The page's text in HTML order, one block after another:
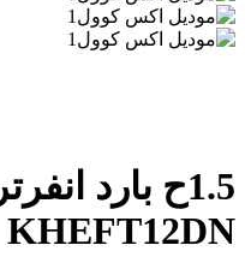
1.5ح بارد
KHEFT12DN